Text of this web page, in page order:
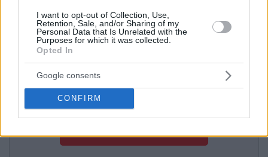
I want to opt-out of Collection, Use,
Retention, Sale, and/or Sharing of my
Personal Data that Is Unrelated with the
Purposes for which it was collected.
Opted In
Google consents
CONFIRM
Μπορείτε να βρείτε χρησιμοποιώντας πολλαπλά
φίλτρα (λέξεις κλειδιά, φορέα, προϋπολογισμό,
ημερομηνία διεξαγωγής κ.ο.κ) διαγωνισμούς για
διάφορες κατηγορίες.
Έχετε πλήρη online πρόσβαση ως εγγεγραμμένος
κατηγορίας που έχετε επιλέξει για ενημέρωση.